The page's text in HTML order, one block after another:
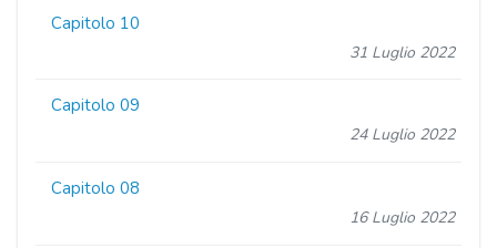
Capitolo 10
31 Luglio 2022
Capitolo 09
24 Luglio 2022
Capitolo 08
16 Luglio 2022